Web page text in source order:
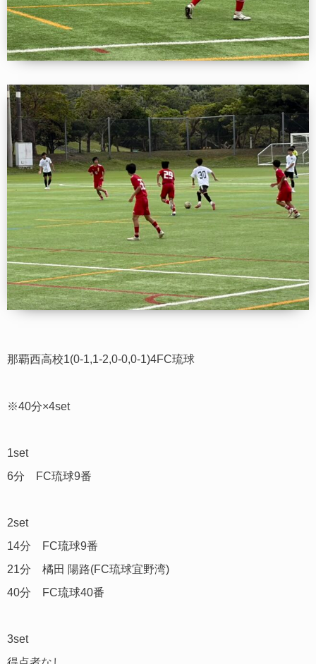
那覇西高校1(0-1,1-2,0-0,0-1)4FC琉球
※40分×4set
1set
6分 FC琉球9番
2set
14分 FC琉球9番
21分 橘田 陽路(FC琉球宜野湾)
40分 FC琉球40番
3set